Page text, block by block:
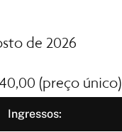
de 2026
(preço único)
Ingressos: